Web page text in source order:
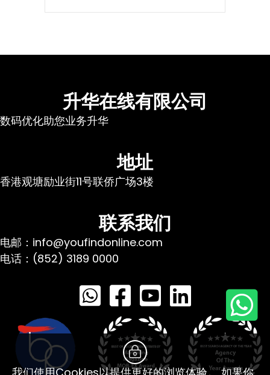
升华在线有限公司
数码优化助您业务升华
地址
香港观塘励业街11号联侨广场3楼
联系我们
电邮：info@youfindonline.com
电话：(852) 3189 0000